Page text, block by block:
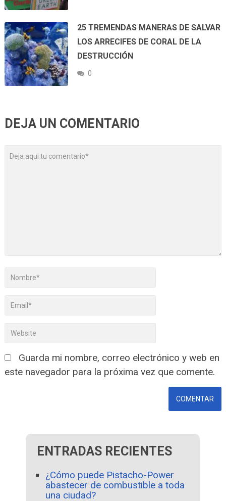
25 TREMENDAS MANERAS DE SALVAR
LOS ARRECIFES DE CORAL DE LA
DESTRUCCIÓN
0
DEJA UN COMENTARIO
Guarda mi nombre, correo electrónico y web en
este navegador para la próxima vez que comente.
ENTRADAS RECIENTES
¿Cómo puede Pistacho-Power
abastecer de combustible a toda
una ciudad?